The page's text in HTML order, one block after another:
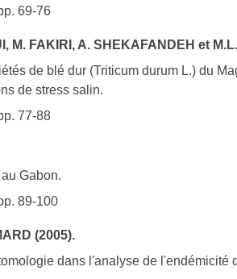
69-76
M. FAKIRI, A. SHEKAFANDEH et
de blé dur (Triticum durum L.) du
de stress salin.
77-88
Gabon.
89-100
(2005).
dans l'analyse de